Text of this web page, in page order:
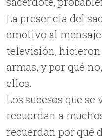
La presencia del
emotivo al
televisión, hicieron
armas, y por qué
ellos.
Los sucesos que
recuerdan a
recuerdan por qué